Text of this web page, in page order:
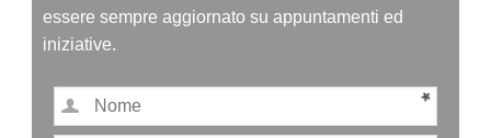
essere sempre aggiornato su appuntamenti ed
iniziative.